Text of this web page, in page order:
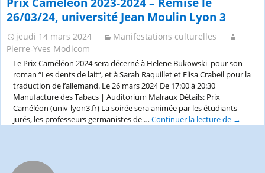
26/03/24, université Jean Moulin Lyon 3
jeudi 14 mars 2024
Manifestations culturelles
Pierre-Yves Modicom
Le Prix Caméléon 2024 sera décerné à Helene Bukowski pour son
roman “Les dents de lait“, et à Sarah Raquillet et Elisa Crabeil pour la
traduction de l’allemand. Le 26 mars 2024 De 17:00 à 20:30
Manufacture des Tabacs | Auditorium Malraux Détails: Prix
Caméléon (univ-lyon3.fr) La soirée sera animée par les étudiants
jurés, les professeurs germanistes de …Continuer la lecture de Prix
→